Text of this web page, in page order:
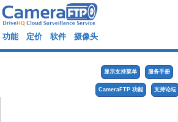
功能 定价 软件 摄像头
显示支持菜单 服务手册
CameraFTP 功能 支持论坛